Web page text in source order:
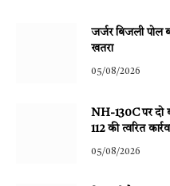
जर्जर बिजली पोल
खतरा
05/08/2026
NH-130C पर दो
112 की त्वरित
05/08/2026